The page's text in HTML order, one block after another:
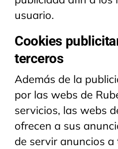
usuario.
Cookies
terceros
Además de la
por las webs de
servicios, las webs
ofrecen a sus
de servir anuncios a